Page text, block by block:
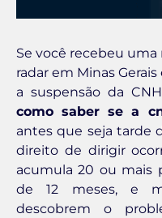
Se você recebeu
radar em Minas
a suspensão da
como saber se a
antes que seja tarde
direito de dirigir
acumula 20 ou mais
de 12 meses, e
descobrem o